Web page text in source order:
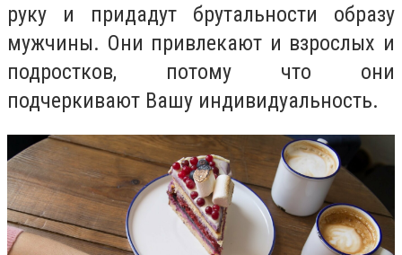
руку и придадут брутальности образу
мужчины. Они привлекают и взрослых и
подростков, потому что они
подчеркивают Вашу индивидуальность.